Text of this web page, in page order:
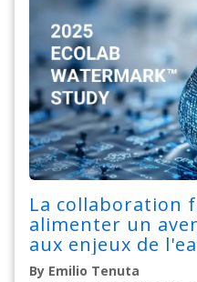
La collaboration
alimenter un
aux enjeux de
By Emilio Tenuta